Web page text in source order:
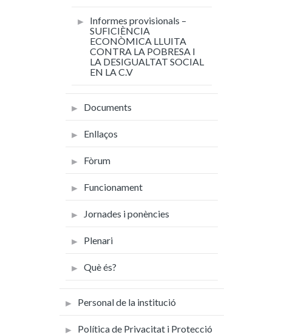
Informes provisionals –
SUFICIÈNCIA
ECONÒMICA LLUITA
CONTRA LA POBRESA I
LA DESIGUALTAT SOCIAL
EN LA C.V
Documents
Enllaços
Fòrum
Funcionament
Jornades i ponències
Plenari
Què és?
Personal de la institució
Política de Privacitat i Protecció